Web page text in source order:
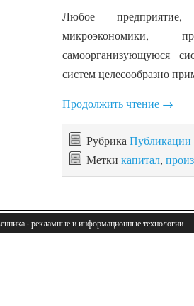
Любое
микроэкономики,
самоорганизующуюся
систем целесообразно
Продолжить чтение →
Рубрика Публикации
Метки капитал,
· рекламные и информационные технологии